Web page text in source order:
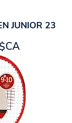
JUNIOR 23